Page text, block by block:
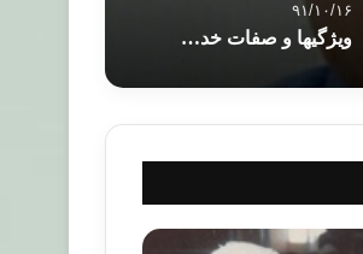
۹۱/۱۰/۱۶
ویژگیها و صفات خدمتگزاران به اسلام